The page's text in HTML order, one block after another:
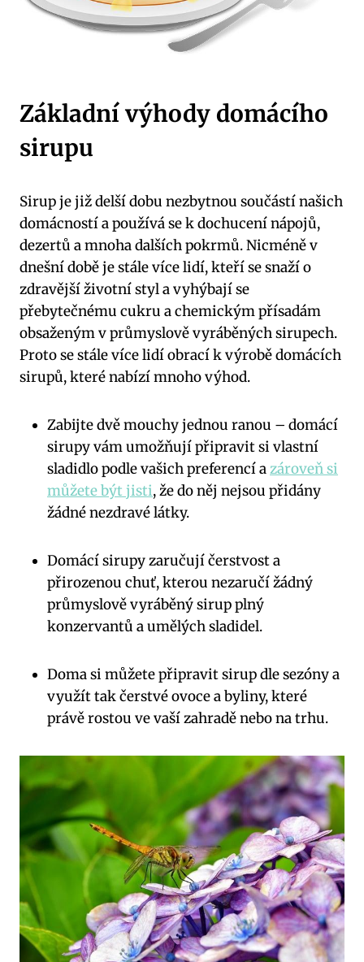
Základní výhody domácího
sirupu
Sirup je již delší dobu nezbytnou součástí našich
domácností a používá se k dochucení nápojů,
dezertů a mnoha dalších pokrmů. Nicméně v
dnešní době je stále více lidí, kteří se snaží o
zdravější životní styl a vyhýbají se
přebytečnému cukru a chemickým přísadám
obsaženým v průmyslově vyráběných sirupech.
Proto se stále více lidí obrací k výrobě domácích
sirupů, které nabízí mnoho výhod.
Zabijte dvě mouchy jednou ranou – domácí
sirupy vám umožňují připravit si vlastní
sladidlo podle vašich preferencí azároveň si
můžete být jisti, že do něj nejsou přidány
žádné nezdravé látky.
Domácí sirupy zaručují čerstvost a
přirozenou chuť, kterou nezaručí žádný
průmyslově vyráběný sirup plný
konzervantů a umělých sladidel.
Doma si můžete připravit sirup dle sezóny a
využít tak čerstvé ovoce a byliny, které
právě rostou ve vaší zahradě nebo na trhu.